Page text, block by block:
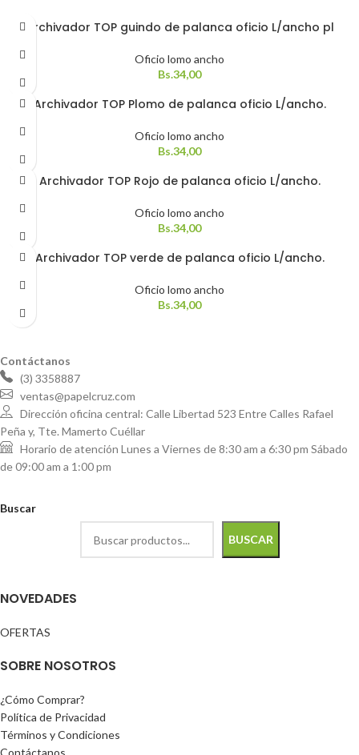
Archivador TOP guindo de palanca oficio L/ancho pl
Oficio lomo ancho
Bs.34,00
Archivador TOP Plomo de palanca oficio L/ancho.
Oficio lomo ancho
Bs.34,00
Archivador TOP Rojo de palanca oficio L/ancho.
Oficio lomo ancho
Bs.34,00
Archivador TOP verde de palanca oficio L/ancho.
Oficio lomo ancho
Bs.34,00
Contáctanos
(3) 3358887
ventas@papelcruz.com
Dirección oficina central: Calle Libertad 523 Entre Calles Rafael
Peña y, Tte. Mamerto Cuéllar
Horario de atención Lunes a Viernes de 8:30 am a 6:30 pm Sábado
de 09:00 am a 1:00 pm
Buscar
BUSCAR
NOVEDADES
OFERTAS
SOBRE NOSOTROS
¿Cómo Comprar?
Política de Privacidad
Términos y Condiciones
Contáctanos